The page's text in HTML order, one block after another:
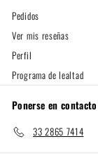
Pedidos
Ver mis reseñas
Perfil
Programa de lealtad
Ponerse en contacto
33 2865 7414